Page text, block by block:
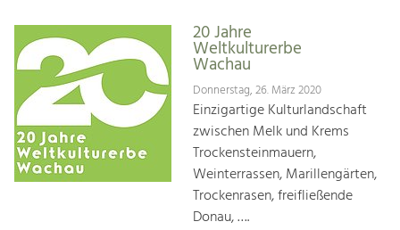
20 Jahre
Weltkulturerbe
Wachau
Donnerstag, 26. März 2020
Einzigartige Kulturlandschaft
zwischen Melk und Krems
Trockensteinmauern,
Weinterrassen, Marillengärten,
Trockenrasen, freifließende
Donau, ….